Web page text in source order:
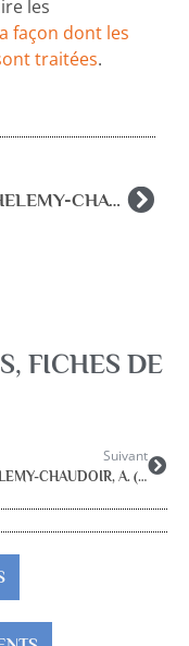
les
façon dont les
traitées.
BARTHELEMY-CHAUDOIR, A. (2018). L’enfant à l’école et la psychologue. Paris, l’Harmattan.
, FICHES DE
Suivant
BARTHELEMY-CHAUDOIR, A. (2018). L’enfant à l’école et la psychologue. Paris, l’Harmattan.